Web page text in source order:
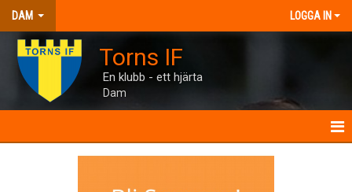
DAM LOGGA IN
Torns IF
En klubb - ett hjärta
Dam